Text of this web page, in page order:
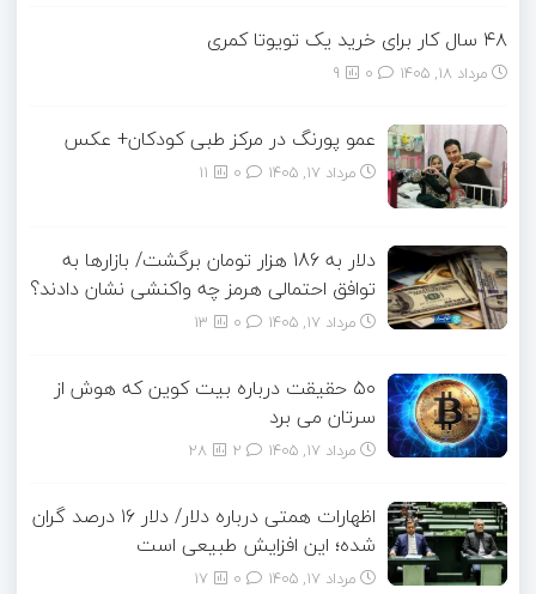
۴۸ سال کار برای خرید یک تویوتا کمری
مرداد ۱۸, ۱۴۰۵ 9
عمو پورنگ در مرکز طبی کودکان+ عکس
مرداد ۱۷, ۱۴۰۵ 11
دلار به 186 هزار تومان برگشت/ بازارها به
توافق احتمالی هرمز چه واکنشی نشان دادند؟
مرداد ۱۷, ۱۴۰۵ 13
۵۰ حقیقت درباره بیت کوین که هوش از
سرتان می برد
مرداد ۱۷, ۱۴۰۵ 28
اظهارات همتی درباره دلار/ دلار ۱۶ درصد گران
شده؛ این افزایش طبیعی است
مرداد ۱۷, ۱۴۰۵ 17